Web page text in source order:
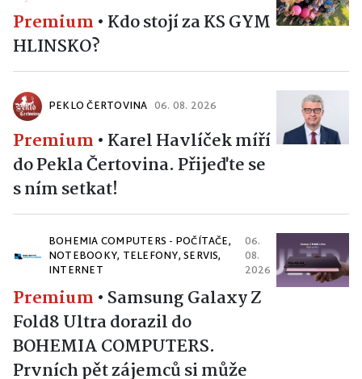
Premium • Kdo stojí za KS GYM
HLINSKO?
PEKLO ČERTOVINA 06. 08. 2026
Premium • Karel Havlíček míří
do Pekla Čertovina. Přijeďte se
s ním setkat!
BOHEMIA COMPUTERS - POČÍTAČE,
NOTEBOOKY, TELEFONY, SERVIS,
INTERNET
06.
08.
2026
Premium • Samsung Galaxy Z
Fold8 Ultra dorazil do
BOHEMIA COMPUTERS.
Prvních pět zájemců si může